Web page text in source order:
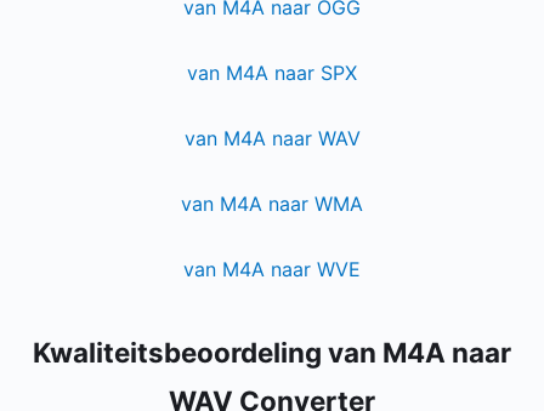
van M4A naar OGG
van M4A naar SPX
van M4A naar WAV
van M4A naar WMA
van M4A naar WVE
Kwaliteitsbeoordeling van M4A naar
WAV Converter